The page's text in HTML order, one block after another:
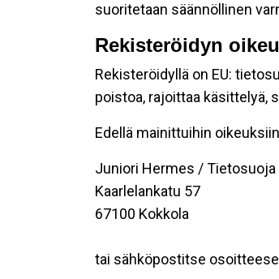
suoritetaan säännöllinen
Rekisteröidyn
Rekisteröidyllä on EU:
poistoa, rajoittaa käsittelyä,
Edellä mainittuihin
Juniori Hermes / Tietosuoja
Kaarlelankatu 57
67100 Kokkola
tai sähköpostitse